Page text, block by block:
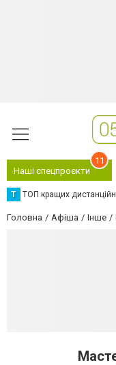
Наші спецпроєкти
11
Т ТОП кращих
Головна Афіша Інше